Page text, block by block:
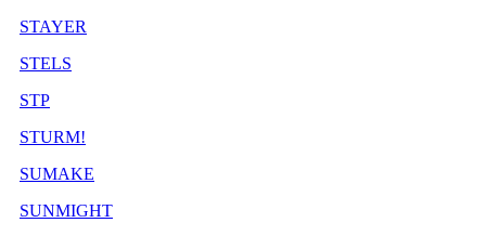
STAYER
STELS
STP
STURM!
SUMAKE
SUNMIGHT